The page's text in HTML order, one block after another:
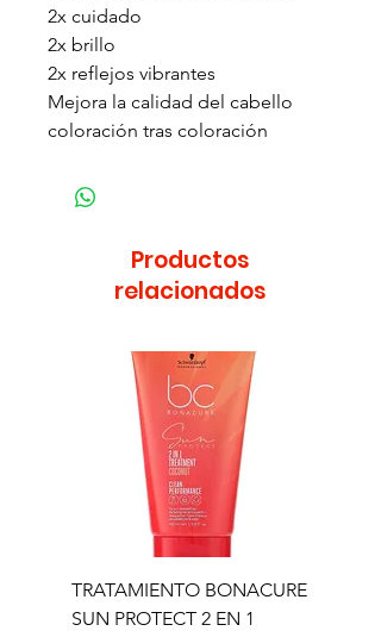
2x cuidado
2x brillo
2x reflejos vibrantes
Mejora la calidad del cabello
coloración tras coloración
Productos
relacionados
TRATAMIENTO BONACURE
SUN PROTECT 2 EN 1